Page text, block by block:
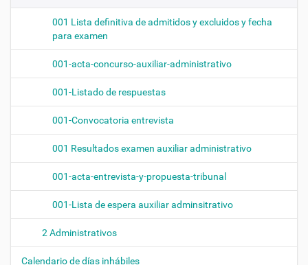
001 Lista definitiva de admitidos y excluidos y fecha
para examen
001-acta-concurso-auxiliar-administrativo
001-Listado de respuestas
001-Convocatoria entrevista
001 Resultados examen auxiliar administrativo
001-acta-entrevista-y-propuesta-tribunal
001-Lista de espera auxiliar adminsitrativo
2 Administrativos
Calendario de días inhábiles